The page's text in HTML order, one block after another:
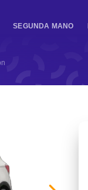
SEGUNDA MANO